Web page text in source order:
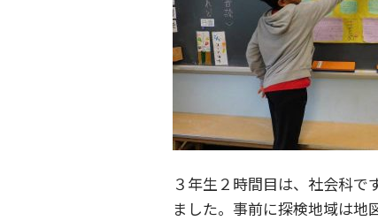
３年生２時間目は、社会科
ました。事前に探検地域は地